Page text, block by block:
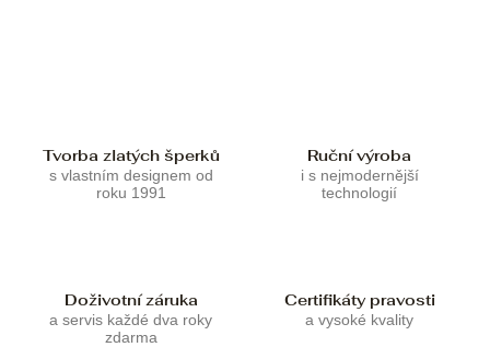
Tvorba zlatých šperků
s vlastním designem od
roku 1991
Ruční výroba
i s nejmodernější
technologií
Doživotní záruka
a servis každé dva roky
zdarma
Certifikáty pravosti
a vysoké kvality